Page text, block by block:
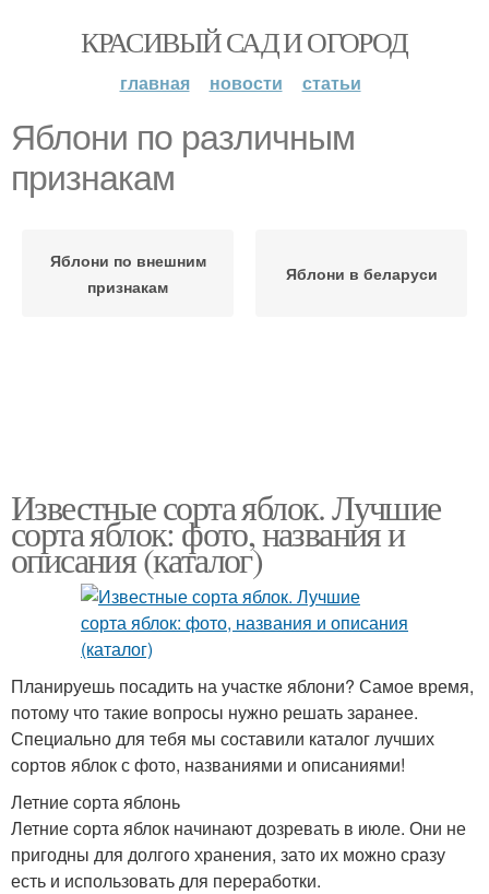
КРАСИВЫЙ САД И ОГОРОД
главная новости статьи
Яблони по различным
признакам
Яблони по внешним
признакам
Яблони в беларуси
Известные сорта яблок. Лучшие
сорта яблок: фото, названия и
описания (каталог)
Планируешь посадить на участке яблони? Самое время,
потому что такие вопросы нужно решать заранее.
Специально для тебя мы составили каталог лучших
сортов яблок с фото, названиями и описаниями!
Летние сорта яблонь
Летние сорта яблок начинают дозревать в июле. Они не
пригодны для долгого хранения, зато их можно сразу
есть и использовать для переработки.